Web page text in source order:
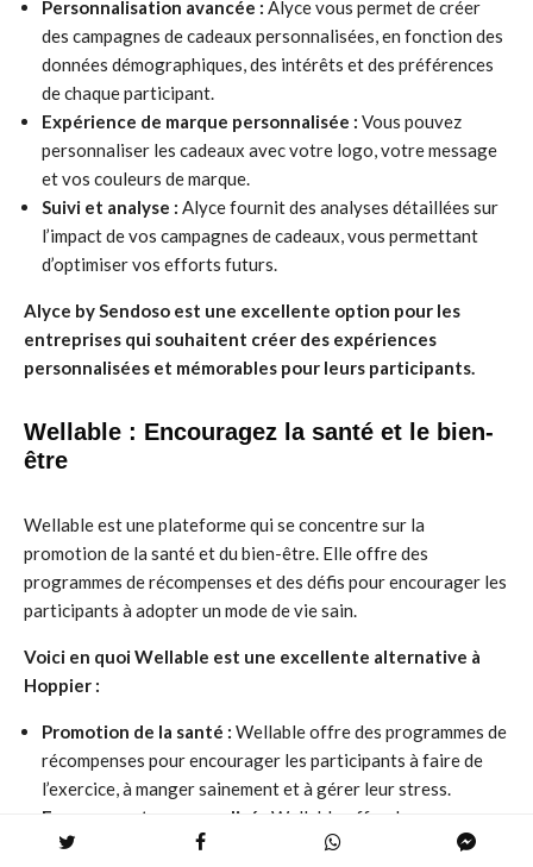
Personnalisation avancée : Alyce vous permet de créer
des campagnes de cadeaux personnalisées, en fonction des
données démographiques, des intérêts et des préférences
de chaque participant.
Expérience de marque personnalisée : Vous pouvez
personnaliser les cadeaux avec votre logo, votre message
et vos couleurs de marque.
Suivi et analyse : Alyce fournit des analyses détaillées sur
l’impact de vos campagnes de cadeaux, vous permettant
d’optimiser vos efforts futurs.
Alyce by Sendoso est une excellente option pour les
entreprises qui souhaitent créer des expériences
personnalisées et mémorables pour leurs participants.
Wellable : Encouragez la santé et le bien-
être
Wellable est une plateforme qui se concentre sur la
promotion de la santé et du bien-être. Elle offre des
programmes de récompenses et des défis pour encourager les
participants à adopter un mode de vie sain.
Voici en quoi Wellable est une excellente alternative à
Hoppier :
Promotion de la santé : Wellable offre des programmes de
récompenses pour encourager les participants à faire de
l’exercice, à manger sainement et à gérer leur stress.
Engagement personnalisé :
Wellable offre des
programmes de récompense personnalisés, adaptés aux